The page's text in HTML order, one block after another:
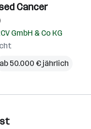
Cancer
GmbH & Co KG
ab 50.000 € jährlich